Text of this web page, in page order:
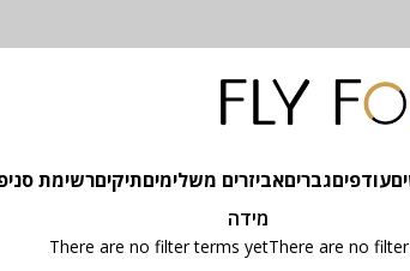
עודפיםגבריםאביזרים משלימיםתיקיםרשימת
There are no
מידה
There are no filter terms yet